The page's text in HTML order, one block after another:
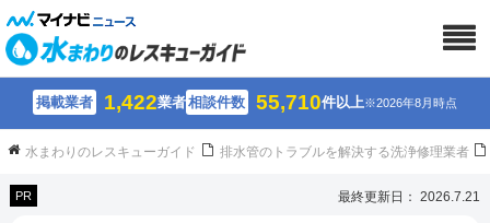
掲載業者 1,422業者相談件数 55,710件以上※2026年8月時点
水まわりのレスキューガイド 排水管のトラブルを解決する洗浄修理業者
PR 最終更新日： 2026.7.21